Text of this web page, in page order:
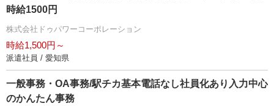
時給1500円
株式会社ドゥパワーコーポレーション
時給1,500円～
派遣社員 / 愛知県
一般事務・OA事務/駅チカ基本電話なし社員化あり入力中心
のかんたん事務